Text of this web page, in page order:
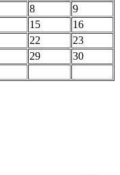
8
9
15
16
22
23
29
30